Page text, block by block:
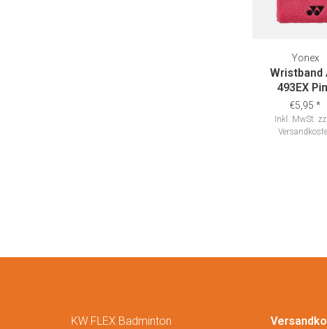
Yonex
Wristband
493EX
€5,95 *
Inkl. MwSt.
KW FLEX Badminton